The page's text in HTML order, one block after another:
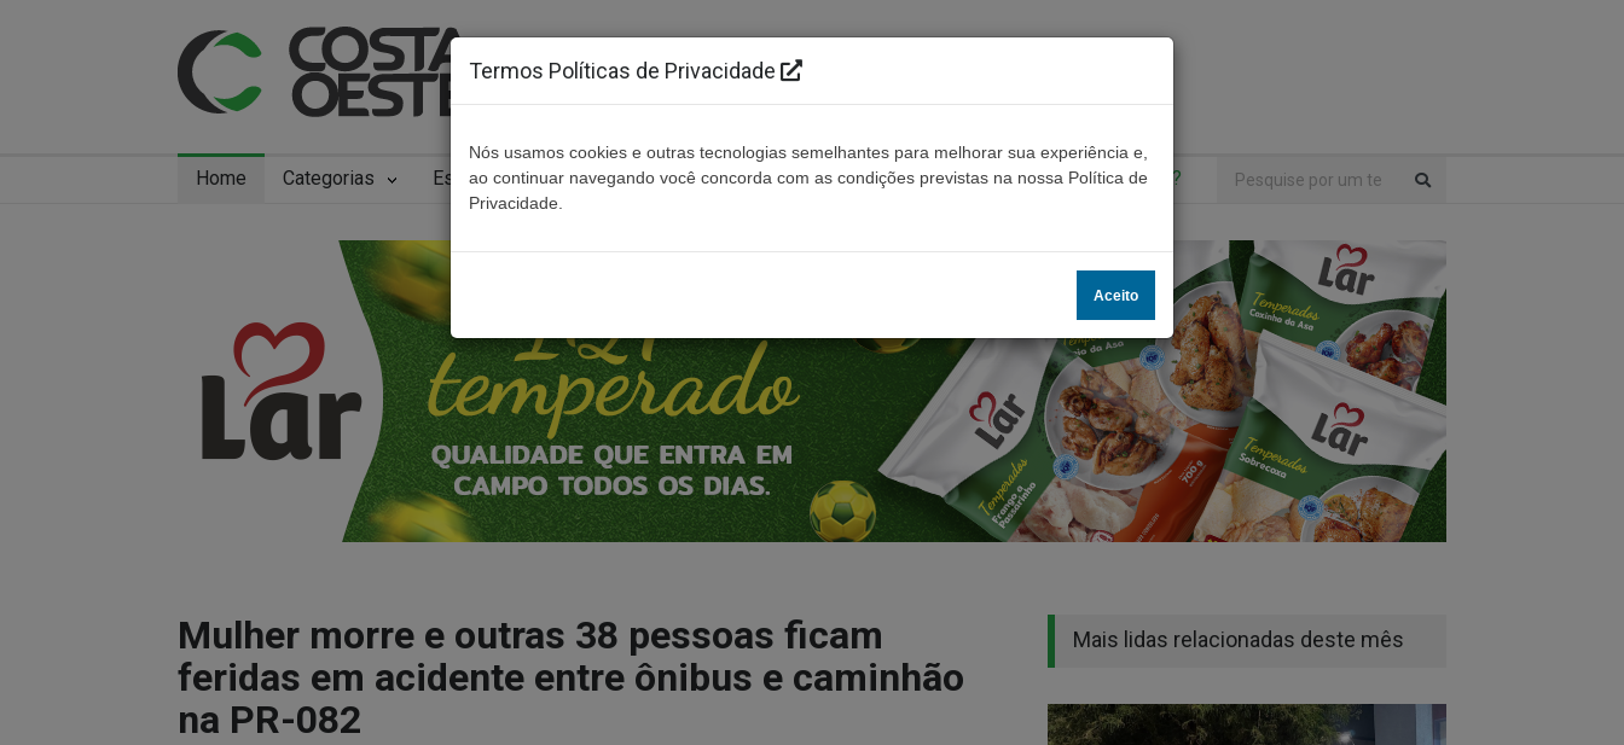
Home Categorias Especiais Cidades Ouça ao vivo Contato Não encontrou algo?
Mulher morre e outras 38 pessoas ficam
feridas em acidente entre ônibus e caminhão
na PR-082
Mais lidas relacionadas deste mês
Termos Políticas de Privacidade
Nós usamos cookies e outras tecnologias semelhantes para melhorar sua experiência e,
ao continuar navegando você concorda com as condições previstas na nossa Política de
Privacidade.
Aceito